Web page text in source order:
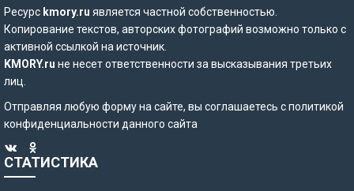
Ресурс kmory.ru является частной собственностью.
Копирование текстов, авторских фотографий возможно только с
активной ссылкой на источник.
KMORY.ru не несет ответственности за высказывания третьих
лиц.
Отправляя любую форму на сайте, вы соглашаетесь сполитикой
конфиденциальности данного сайта
СТАТИСТИКА